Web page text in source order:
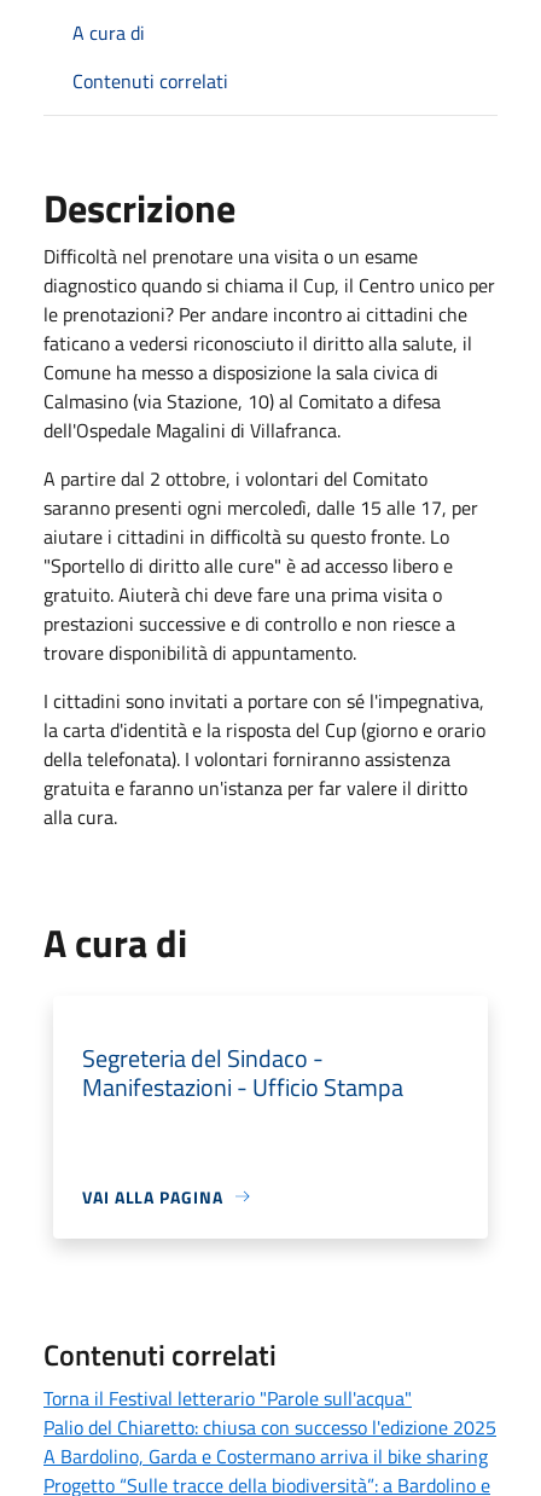
A cura di
Contenuti correlati
Descrizione
Difficoltà nel prenotare una visita o un esame
diagnostico quando si chiama il Cup, il Centro unico per
le prenotazioni? Per andare incontro ai cittadini che
faticano a vedersi riconosciuto il diritto alla salute, il
Comune ha messo a disposizione la sala civica di
Calmasino (via Stazione, 10) al Comitato a difesa
dell'Ospedale Magalini di Villafranca.
A partire dal 2 ottobre, i volontari del Comitato
saranno presenti ogni mercoledì, dalle 15 alle 17, per
aiutare i cittadini in difficoltà su questo fronte. Lo
"Sportello di diritto alle cure" è ad accesso libero e
gratuito. Aiuterà chi deve fare una prima visita o
prestazioni successive e di controllo e non riesce a
trovare disponibilità di appuntamento.
I cittadini sono invitati a portare con sé l'impegnativa,
la carta d'identità e la risposta del Cup (giorno e orario
della telefonata). I volontari forniranno assistenza
gratuita e faranno un'istanza per far valere il diritto
alla cura.
A cura di
Segreteria del Sindaco -
Manifestazioni - Ufficio Stampa
VAI ALLA PAGINA
Contenuti correlati
Torna il Festival letterario "Parole sull'acqua"
Palio del Chiaretto: chiusa con successo l'edizione 2025
A Bardolino, Garda e Costermano arriva il bike sharing
Progetto “Sulle tracce della biodiversità”: a Bardolino e